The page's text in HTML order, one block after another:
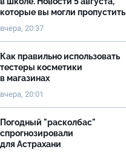
которые вы могли пропустить
вчера, 20:37
Как правильно использовать
тестеры косметики
в магазинах
вчера, 20:01
Погодный "расколбас"
спрогнозировали
для Астрахани